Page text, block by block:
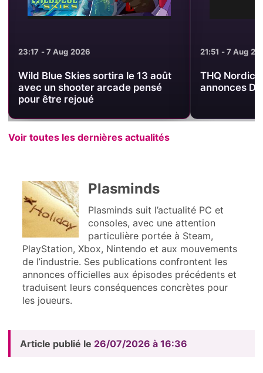
23:17 - 7 Aug 2026
Wild Blue Skies sortira le 13 août
avec un shooter arcade pensé
pour être rejoué
21:51 - 7 Aug
THQ Nordic
annonces
Voir toutes les dernières actualités
Plasminds
Plasminds suit l’actualité PC et
consoles, avec une attention
particulière portée à Steam,
PlayStation, Xbox, Nintendo et aux mouvements
de l’industrie. Ses publications confrontent les
annonces officielles aux épisodes précédents et
traduisent leurs conséquences concrètes pour
les joueurs.
Article publié le 26/07/2026 à 16:36